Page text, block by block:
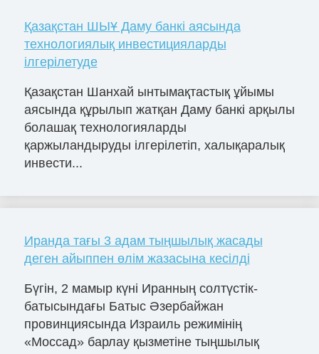
Қазақстан ШЫҰ Даму банкі аясында
технологиялық инвестицияларды
ілгерілетуде
Қазақстан Шанхай ынтымақтастық ұйымы
аясында құрылып жатқан Даму банкі арқылы
болашақ технологияларды
қаржыландыруды ілгерілетіп, халықаралық
инвести...
Иранда тағы 3 адам тыңшылық жасады
деген айыппен өлім жазасына кесілді
Бүгін, 2 мамыр күні Иранның солтүстік-
батысындағы Батыс Әзербайжан
провинциясында Израиль режимінің
«Моссад» барлау қызметіне тыңшылық